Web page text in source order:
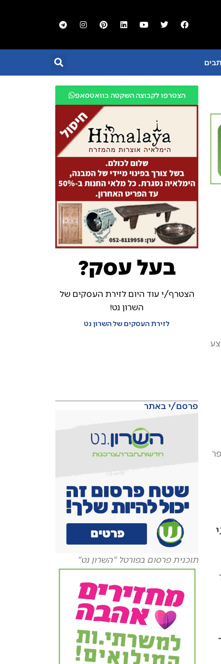
הצטרפו לקבוצה השקטה בוואטסאפ
בעל עסק?
הצטרף/י עוד היום לזירת העסקים של
השרון נט!
לזירת העסקים של השרון נט
פרסם/י באתר
תוכנית פרסום בפורטל "השרון נט"